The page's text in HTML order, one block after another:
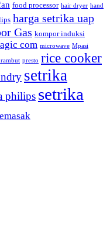
food processor hair dryer hand
harga setrika uap
Gas kompor induksi
com microwave Mpasi
presto rice cooker
setrika
philips setrika